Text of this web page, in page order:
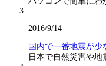
2016/9/14
国内で一番地震が少
日本で自然災害や